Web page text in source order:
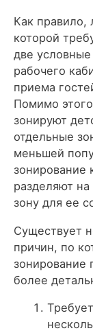
Как правило,
которой
две
рабочего
приема
Помимо
зонируют
отдельные
меньшей
зонирование
разделяют
зону для ее
Существует
причин, по
более